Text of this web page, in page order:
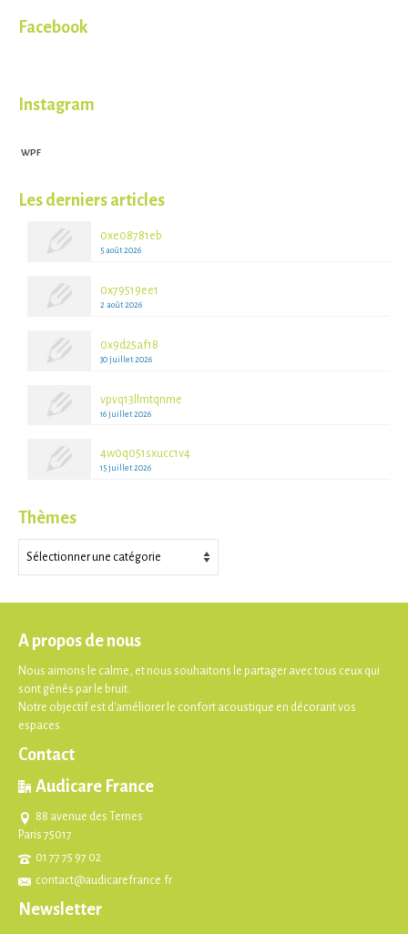
Facebook
Instagram
WPF
Les derniers articles
0xe08781eb
5 août 2026
0x79519ee1
2 août 2026
0x9d25af18
30 juillet 2026
vpvq13llmtqnme
16 juillet 2026
4w0q051sxucc1v4
15 juillet 2026
Thèmes
Thèmes
A propos de nous
Nous aimons le calme, et nous souhaitons le partager avec tous ceux qui
sont gênés par le bruit.
Notre objectif est d'améliorer le confort acoustique en décorant vos
espaces.
Contact
Audicare France
88 avenue des Ternes
Paris 75017
01 77 75 97 02
contact@audicarefrance.fr
Newsletter